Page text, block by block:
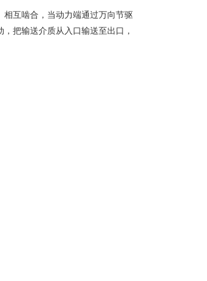
互啮合，当动力端通过万向节驱
把输送介质从入口输送至出口，